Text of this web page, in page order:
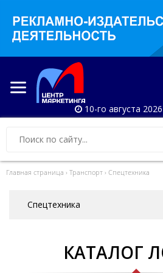
10-го августа
Главная страница › Транспорт › Спецтехника
Спецтехника
КАТАЛОГ